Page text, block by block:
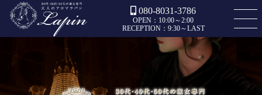
080-8031-3786
OPEN：10:00～2:00
RECEPTION：9:30～LAST